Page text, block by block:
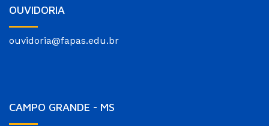
OUVIDORIA
ouvidoria@fapas.edu.br
CAMPO GRANDE - MS